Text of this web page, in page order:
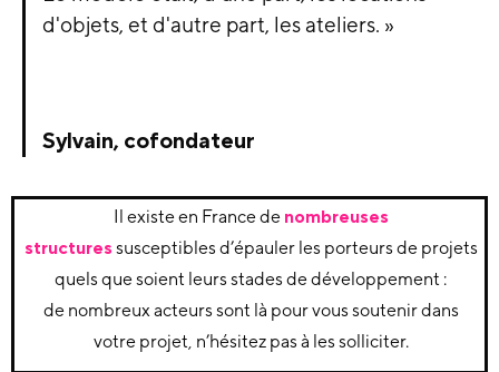
d'objets, et d'autre part, les ateliers. »
Sylvain, cofondateur
Il existe en France de nombreuses
structures susceptibles d’épauler les porteurs de projets
quels que soient leurs stades de développement :
de nombreux acteurs sont là pour vous soutenir dans
votre projet, n’hésitez pas à les solliciter.